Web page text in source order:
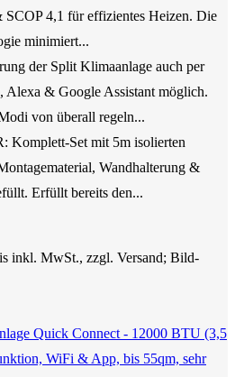
4,1 für effizientes Heizen. Die
minimiert...
der Split Klimaanlage auch per
& Google Assistant möglich.
von überall regeln...
Komplett-Set mit 5m isolierten
Wandhalterung &
Erfüllt bereits den...
inkl. MwSt., zzgl. Versand; Bild-